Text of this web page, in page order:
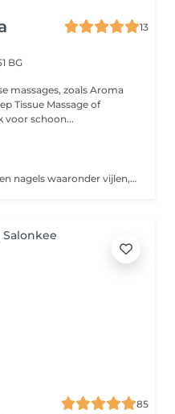
13
BG
massages, zoals Aroma
Tissue Massage of
voor schoon...
Basic Verzorging van de handen en nagels waaronder vijlen, nagelriemverzorging en een heerlijke dagcrème! Spa Als de standaard, aangevuld met handbad in manicure bowl met verzorgende olie. Daarna verzorging van de handen en onderarmen met een heerlijke scrub, gevolgd door armmassage met een verzorgende crème afgemaakt met nagellak!
85